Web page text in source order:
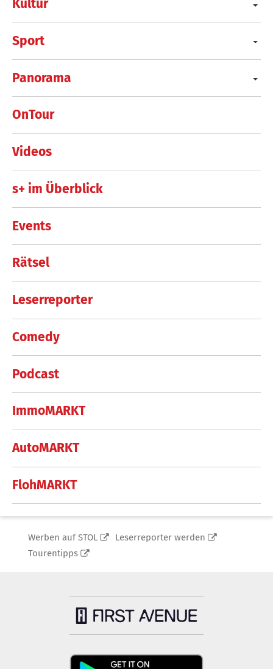
Kultur
Sport
Panorama
OnTour
Videos
s+ im Überblick
Events
Rätsel
Leserreporter
Comedy
Podcast
ImmoMARKT
AutoMARKT
FlohMARKT
Werben auf STOL
Leserreporter werden
Tourentipps